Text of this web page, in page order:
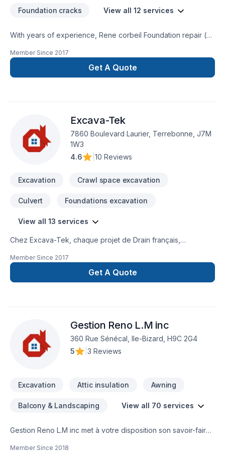
Foundation cracks View all 12 services
With years of experience, Rene corbeil Foundation repair (
and businesses realize their Excavation, Formwork,
Foundation, Foundation cracks, Foundations, French drain,
Home jacking dreams. Every client is unique — that's why we
Inc. ), we’re driven by the belief that every client deserves
exceptional service and lasting results.
Member Since 2017
Get A Quote
Excava-Tek
7860 Boulevard Laurier, Terrebonne, J7M
1W3
4.6
10 Reviews
Excavation Crawl space excavation
Culvert Foundations excavation
View all 13 services
Chez Excava-Tek, chaque projet de Drain français,
Transport, Travaux routiers est l'occasion de démontrer
notre engagement envers la qualité et la satisfaction client à
Eastern
main irréprochable. Parlons de votre projet aujourd'hui et
voyons comment nous pouvons vous aider.
Member Since 2017
Get A Quote
Gestion Reno L.M inc
360 Rue Sénécal, Ile-Bizard, H9C 2G4
5
3 Reviews
Excavation Attic insulation Awning
Balcony & Landscaping View all 70 services
Gestion Reno L.M inc met à votre disposition son savoir-faire
Member Since 2018